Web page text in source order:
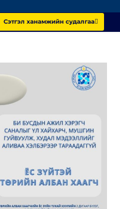
Сэтгэл ханамжийн судалгаа